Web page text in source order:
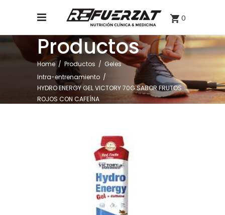
0
Productos
Home / Productos / Geles,
Intra-entrenamiento /
HYDRO ENERGY GEL VICTORY 70G SABOR FRUTOS
ROJOS CON CAFEÍNA